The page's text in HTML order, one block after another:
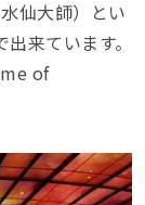
仙大師）とい
来ています。
of